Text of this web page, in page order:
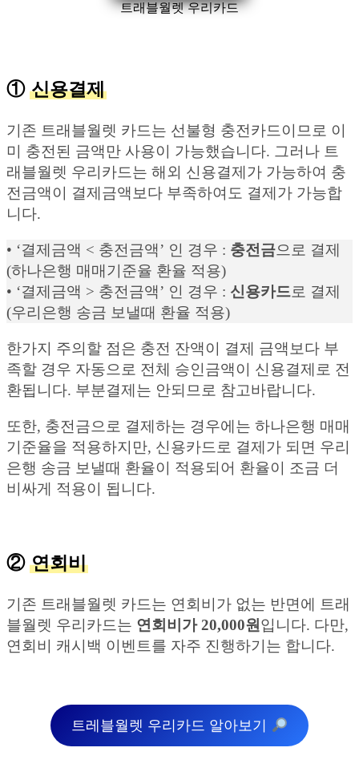
트래블월렛 우리카드
① 신용결제
기존 트래블월렛 카드는 선불형 충전카드이므로 이
미 충전된 금액만 사용이 가능했습니다. 그러나 트
래블월렛 우리카드는 해외 신용결제가 가능하여 충
전금액이 결제금액보다 부족하여도 결제가 가능합
니다.
• ‘결제금액 < 충전금액’ 인 경우 : 충전금으로 결제
(하나은행 매매기준율 환율 적용)
• ‘결제금액 > 충전금액’ 인 경우 : 신용카드로 결제
(우리은행 송금 보낼때 환율 적용)
한가지 주의할 점은 충전 잔액이 결제 금액보다 부
족할 경우 자동으로 전체 승인금액이 신용결제로 전
환됩니다. 부분결제는 안되므로 참고바랍니다.
또한, 충전금으로 결제하는 경우에는 하나은행 매매
기준율을 적용하지만, 신용카드로 결제가 되면 우리
은행 송금 보낼때 환율이 적용되어 환율이 조금 더
비싸게 적용이 됩니다.
② 연회비
기존 트래블월렛 카드는 연회비가 없는 반면에 트래
블월렛 우리카드는 연회비가 20,000원입니다. 다만,
연회비 캐시백 이벤트를 자주 진행하기는 합니다.
트레블월렛 우리카드 알아보기